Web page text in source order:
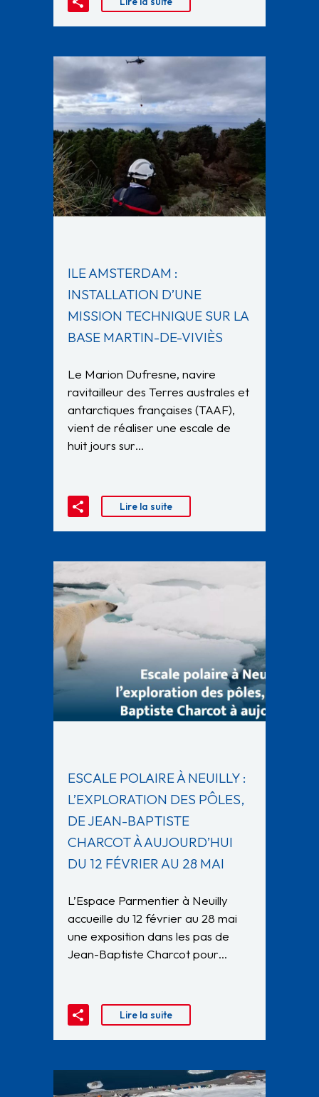
ILE AMSTERDAM :
INSTALLATION D’UNE
MISSION TECHNIQUE SUR LA
BASE MARTIN-DE-VIVIÈS
Le Marion Dufresne, navire
ravitailleur des Terres australes et
antarctiques françaises (TAAF),
vient de réaliser une escale de
huit jours sur…
Lire la suite
ESCALE POLAIRE À NEUILLY :
L’EXPLORATION DES PÔLES,
DE JEAN-BAPTISTE
CHARCOT À AUJOURD’HUI
DU 12 FÉVRIER AU 28 MAI
L’Espace Parmentier à Neuilly
accueille du 12 février au 28 mai
une exposition dans les pas de
Jean-Baptiste Charcot pour…
Lire la suite